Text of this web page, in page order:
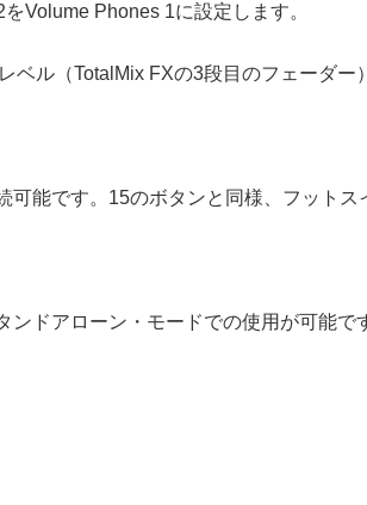
Volume Phones 1に設定します。
ベル（TotalMix FXの3段目のフェーダー
能です。15のボタンと同様、フットス
ドアローン・モードでの使用が可能で